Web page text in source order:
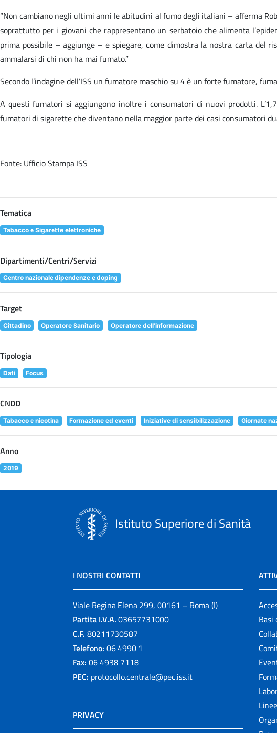
“Non cambiano negli ultimi anni le abitudini al fumo degli italiani – afferma
soprattutto per i giovani che rappresentano un serbatoio che alimenta
prima possibile – aggiunge – e spiegare, come dimostra la nostra carta del
ammalarsi di chi non ha mai fumato.”
Secondo l’indagine dell’ISS un fumatore maschio su 4 è un forte fumatore,
A questi fumatori si aggiungono inoltre i consumatori di nuovi prodotti.
fumatori di sigarette che diventano nella maggior parte dei casi consumatori
Fonte: Ufficio Stampa ISS
Tematica
Tabacco e Sigarette elettroniche
Dipartimenti/Centri/Servizi
Centro nazionale dipendenze e doping
Target
Cittadino Operatore Sanitario Operatore dell'informazione
Tipologia
Dati Focus
CNDD
Tabacco e nicotina Formazione ed eventi Iniziative di sensibilizzazione Giornate
Anno
2019
Istituto Superiore di Sanità
I NOSTRI CONTATTI
Viale Regina Elena 299, 00161 – Roma (I)
Partita I.V.A. 03657731000
C.F. 80211730587
Telefono: 06 4990 1
Fax: 06 4938 7118
PEC: protocollo.centrale@pec.iss.it
PRIVACY
Basi